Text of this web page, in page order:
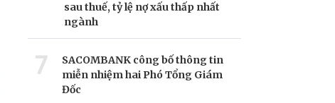
sau thuế, tỷ lệ nợ xấu thấp nhất
ngành
7
SACOMBANK công bố thông tin
miễn nhiệm hai Phó Tổng Giám
Đốc